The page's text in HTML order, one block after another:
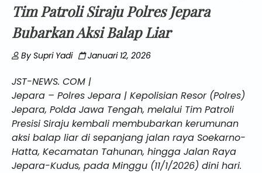
Tim Patroli Siraju Polres Jepara
Bubarkan Aksi Balap Liar
BySupri Yadi Januari 12, 2026
JST-NEWS. COM |
Jepara – Polres Jepara | Kepolisian Resor (Polres)
Jepara, Polda Jawa Tengah, melalui Tim Patroli
Presisi Siraju kembali membubarkan kerumunan
aksi balap liar di sepanjang jalan raya Soekarno-
Hatta, Kecamatan Tahunan, hingga Jalan Raya
Jepara-Kudus, pada Minggu (11/1/2026) dini hari.